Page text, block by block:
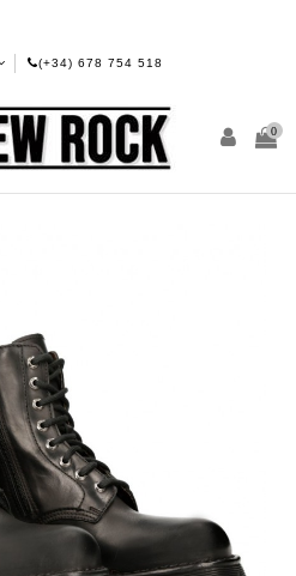
(+34) 678 754 518
0